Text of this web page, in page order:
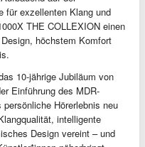
für exzellenten Klang und
THE COLLEXION einen
höchstem Komfort
10-jährige Jubiläum von
Einführung des MDR-
Hörerlebnis neu
intelligente
Design vereint – und